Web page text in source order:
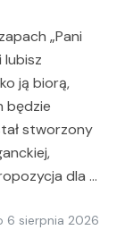
„Pani
lubisz
ją biorą,
będzie
stworzony
dla …
6 sierpnia 2026